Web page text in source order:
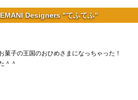
Designers "てふてふ"
子の王国のおひめさまになっちゃった！
＾＾